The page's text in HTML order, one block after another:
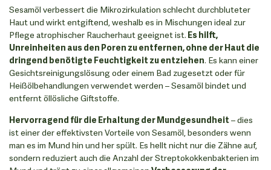
Sesamöl verbessert die Mikrozirkulation schlecht durchbluteter
Haut und wirkt entgiftend, weshalb es in Mischungen ideal zur
Pflege atrophischer Raucherhaut geeignet ist. Es hilft,
Unreinheiten aus den Poren zu entfernen, ohne der Haut die
dringend benötigte Feuchtigkeit zu entziehen. Es kann einer
Gesichtsreinigungslösung oder einem Bad zugesetzt oder für
Heißölbehandlungen verwendet werden – Sesamöl bindet und
entfernt öllösliche Giftstoffe.
Hervorragend für die Erhaltung der Mundgesundheit– dies
ist einer der effektivsten Vorteile von Sesamöl, besonders wenn
man es im Mund hin und her spült. Es hellt nicht nur die Zähne auf,
sondern reduziert auch die Anzahl der Streptokokkenbakterien im